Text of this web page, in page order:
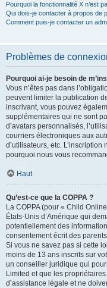
Pourquoi la fonctionnalité X n’est
Qui dois-je contacter à propos de
Comment puis-je contacter un
Problèmes de
Pourquoi ai-je besoin de
Vous n’êtes pas dans
peuvent limiter la publication
inscrivant, vous pouvez
supplémentaires qui ne sont
d’avatars personnalisés,
courriers électroniques aux
d’utilisateurs, etc. L’inscription
pourquoi nous vous
Haut
Qu’est-ce que la COPPA ?
La COPPA (pour « Child
États-Unis d’Amérique qui
potentiellement des
consentement écrit des
Si vous ne savez pas si cette
moins de 13 ans inscrits sur
un conseiller juridique qui
Limited et que les
d’assistance légale et ne